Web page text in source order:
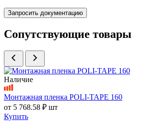
Запросить документацию
Сопутствующие товары
Наличие
Монтажная пленка POLI-TAPE 160
от 5 768.58 ₽ шт
Купить